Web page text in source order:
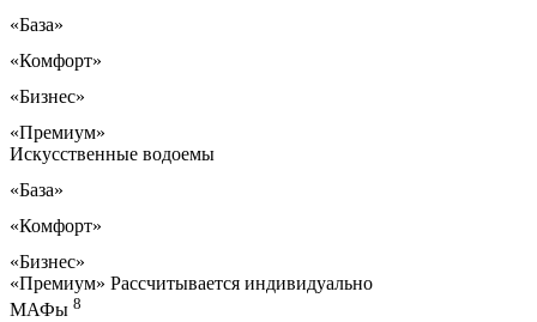
«База»
«Комфорт»
«Бизнес»
«Премиум»
Искусственные водоемы
«База»
«Комфорт»
«Бизнес»
«Премиум» Рассчитывается индивидуально
МАФы 8